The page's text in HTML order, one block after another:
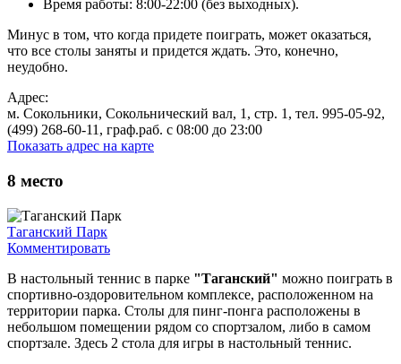
Время работы: 8:00-22:00 (без выходных).
Минус в том, что когда придете поиграть, может оказаться,
что все столы заняты и придется ждать. Это, конечно,
неудобно.
Адрес:
м. Сокольники, Сокольнический вал, 1, стр. 1, тел. 995-05-92,
(499) 268-60-11, граф.раб. с 08:00 до 23:00
Показать адрес на карте
8 место
Таганский Парк
Комментировать
В настольный теннис в парке "Таганский" можно поиграть в
спортивно-оздоровительном комплексе, расположенном на
территории парка. Столы для пинг-понга расположены в
небольшом помещении рядом со спортзалом, либо в самом
спортзале. Здесь 2 стола для игры в настольный теннис.